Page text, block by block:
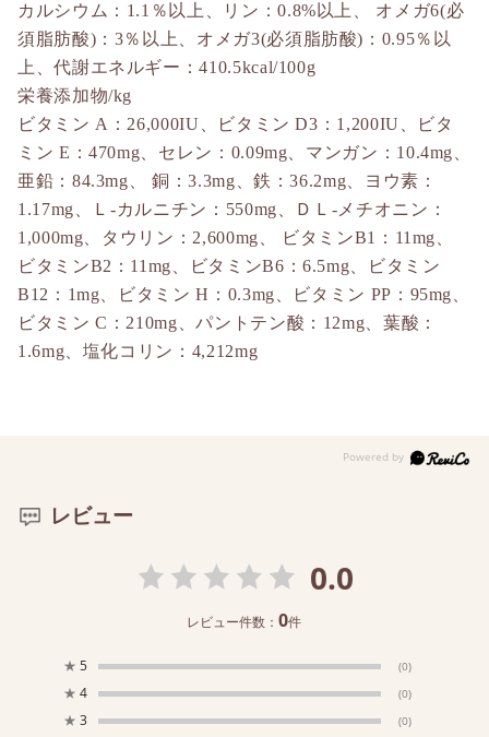
カルシウム：1.1％以上、リン：0.8%以上、 オメガ6(必
須脂肪酸)：3％以上、オメガ3(必須脂肪酸)：0.95％以
上、代謝エネルギー：410.5kcal/100g
栄養添加物/kg
ビタミン A：26,000IU、ビタミン D3：1,200IU、ビタ
ミン E：470mg、セレン：0.09mg、マンガン：10.4mg、
亜鉛：84.3mg、 銅：3.3mg、鉄：36.2mg、ヨウ素：
1.17mg、Ｌ-カルニチン：550mg、ＤＬ-メチオニン：
1,000mg、タウリン：2,600mg、 ビタミンB1：11mg、
ビタミンB2：11mg、ビタミンB6：6.5mg、ビタミン
B12：1mg、ビタミン H：0.3mg、ビタミン PP：95mg、
ビタミン C：210mg、パントテン酸：12mg、葉酸：
1.6mg、塩化コリン：4,212mg
レビュー
0.0
レビュー件数：0件
★ 5 (0)
★ 4 (0)
★ 3 (0)